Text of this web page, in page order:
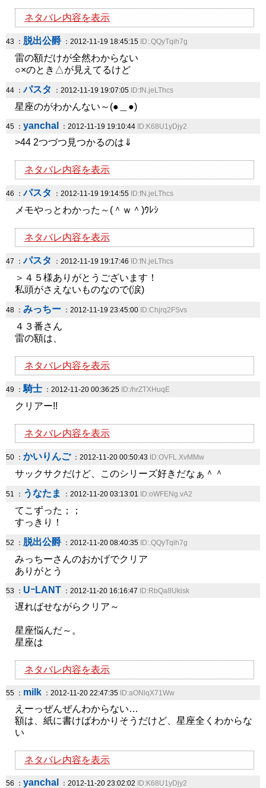
ネタバレ内容を表示
43 ： 脱出公爵 ：2012-11-19 18:45:15 ID:.QQyTqih7g
雷の額だけが全然わからない
○×のとき△が見えてるけど
44 ：パスタ ：2012-11-19 19:07:05 ID:fN.jeLThcs
星座のがわかんない～(●＿●)
45 ： yanchal ：2012-11-19 19:10:44 ID:K68U1yDjy2
>44 2つづつ見つかるのは⇓
ネタバレ内容を表示
46 ：パスタ ：2012-11-19 19:14:55 ID:fN.jeLThcs
メモやっとわかった～(＾ｗ＾)ｳﾚｼ
ネタバレ内容を表示
47 ：パスタ ：2012-11-19 19:17:46 ID:fN.jeLThcs
＞４５様ありがとうございます！
私頭がさえないものなので(涙)
48 ： みっちー ：2012-11-19 23:45:00 ID:Chjrq2FSvs
４３番さん
雷の額は、
ネタバレ内容を表示
49 ：騎士 ：2012-11-20 00:36:25 ID:/hrZTXHuqE
クリアー!!
ネタバレ内容を表示
50 ： かいりんご：2012-11-20 00:50:43 ID:OVFL.XvMMw
サックサクだけど、このシリーズ好きだなぁ＾＾
51 ： うなたま ：2012-11-20 03:13:01 ID:oWFENg.vA2
てこずった；；
すっきり！
52 ： 脱出公爵 ：2012-11-20 08:40:35 ID:.QQyTqih7g
みっちーさんのおかげでクリア
ありがとう
53 ： UｰLANT ：2012-11-20 16:16:47 ID:RbQa8Ukisk
遅ればせながらクリア～
星座悩んだ～。
星座は
ネタバレ内容を表示
55 ： milk ：2012-11-20 22:47:35 ID:aONlqX71Ww
えーっぜんぜんわからない…
額は、紙に書けばわかりそうだけど、星座全くわからな
い
ネタバレ内容を表示
56 ： yanchal ：2012-11-20 23:02:02 ID:K68U1yDjy2